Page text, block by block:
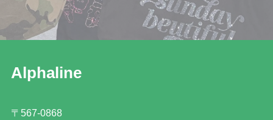
Alphaline
〒567-0868